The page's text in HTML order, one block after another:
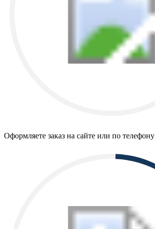
Оформляете заказ на сайте или по телефону